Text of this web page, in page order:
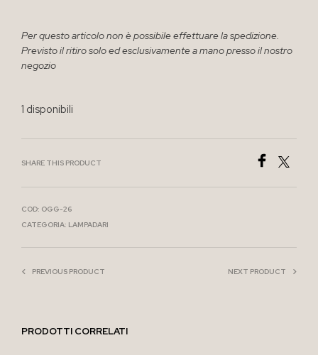
Per questo articolo non è possibile effettuare la spedizione.
Previsto il ritiro solo ed esclusivamente a mano presso il nostro
negozio
1 disponibili
SHARE THIS PRODUCT
COD: OGG-26
CATEGORIA: LAMPADARI
PREVIOUS PRODUCT NEXT PRODUCT
PRODOTTI CORRELATI